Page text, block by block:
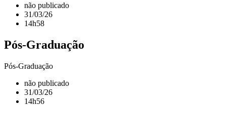
não publicado
31/03/26
14h58
Pós-Graduação
Pós-Graduação
não publicado
31/03/26
14h56